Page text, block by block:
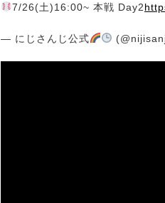
7/26(土)16:00~ 本戦 Day2
— にじさんじ公式